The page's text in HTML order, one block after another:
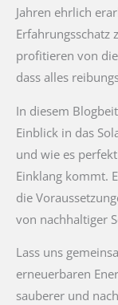
Jahren ehrlich
Erfahrungsschatz
profitieren von
dass alles
In diesem
Einblick in das
und wie es
Einklang kommt.
die
von nachhaltiger
Lass uns
erneuerbaren
sauberer und